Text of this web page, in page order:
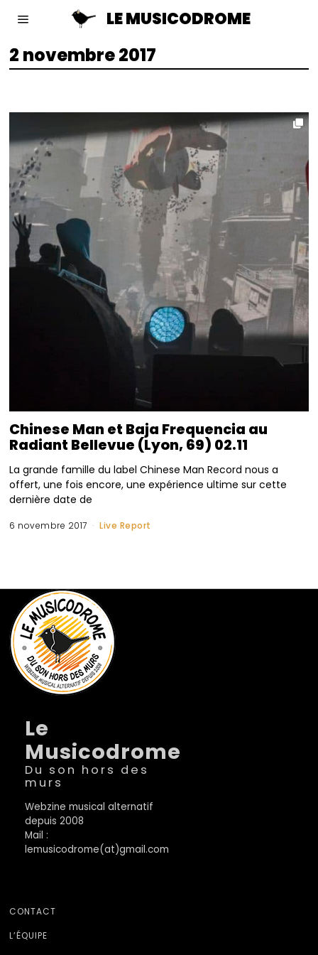
LE MUSICODROME
2 novembre 2017
Chinese Man et Baja Frequencia au
Radiant Bellevue (Lyon, 69) 02.11
La grande famille du label Chinese Man Record nous a
offert, une fois encore, une expérience ultime sur cette
dernière date de
6 novembre 2017 Live Report
Le
Musicodrome
Du son hors des
murs
Webzine musical alternatif
depuis 2008
Mail :
lemusicodrome(at)gmail.com
CONTACT
L’ÉQUIPE